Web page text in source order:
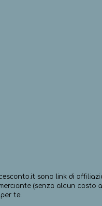
sono link di
(senza alcun
te.